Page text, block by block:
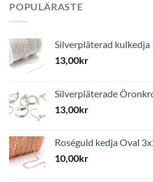
POPULÄRASTE
Silverpläterad kulkedja
13,00kr
Silverpläterade
13,00kr
Roséguld kedja Oval
10,00kr